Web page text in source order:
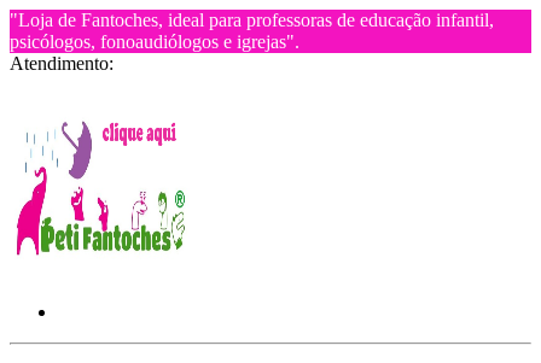
"Loja de Fantoches, ideal para professoras de educação infantil,
psicólogos, fonoaudiólogos e igrejas".
Atendimento: